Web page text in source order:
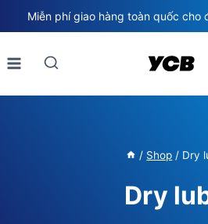
to
content
Miễn phí giao hàng toàn quốc cho
/ Shop / Dry
Dry